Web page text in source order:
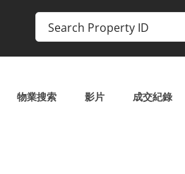
物業搜索 影片 成交紀錄